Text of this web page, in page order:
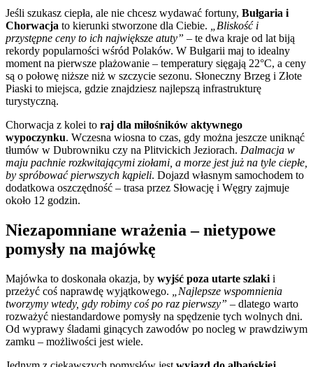
Jeśli szukasz ciepła, ale nie chcesz wydawać fortuny, Bułgaria i
Chorwacja to kierunki stworzone dla Ciebie.
„Bliskość i
przystępne ceny to ich największe atuty” – te dwa kraje od lat biją
rekordy popularności wśród Polaków. W Bułgarii maj to idealny
moment na pierwsze plażowanie – temperatury sięgają 22°C, a ceny
są o połowę niższe niż w szczycie sezonu. Słoneczny Brzeg i Złote
Piaski to miejsca, gdzie znajdziesz najlepszą infrastrukturę
turystyczną.
Chorwacja z kolei to raj dla miłośników aktywnego
wypoczynku. Wczesna wiosna to czas, gdy można jeszcze uniknąć
tłumów w Dubrowniku czy na Plitvickich Jeziorach. Dalmacja w
maju pachnie rozkwitającymi ziołami, a morze jest już na tyle ciepłe,
by spróbować pierwszych kąpieli. Dojazd własnym samochodem to
dodatkowa oszczędność – trasa przez Słowację i Węgry zajmuje
około 12 godzin.
Niezapomniane wrażenia – nietypowe
pomysły na majówkę
Majówka to doskonała okazja, by wyjść poza utarte szlaki i
przeżyć coś naprawdę wyjątkowego.
„Najlepsze wspomnienia
tworzymy wtedy, gdy robimy coś po raz pierwszy” – dlatego warto
rozważyć niestandardowe pomysły na spędzenie tych wolnych dni.
Od wyprawy śladami ginących zawodów po nocleg w prawdziwym
zamku – możliwości jest wiele.